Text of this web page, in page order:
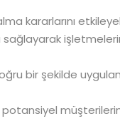
kararlarını
sağlayarak
bir şekilde